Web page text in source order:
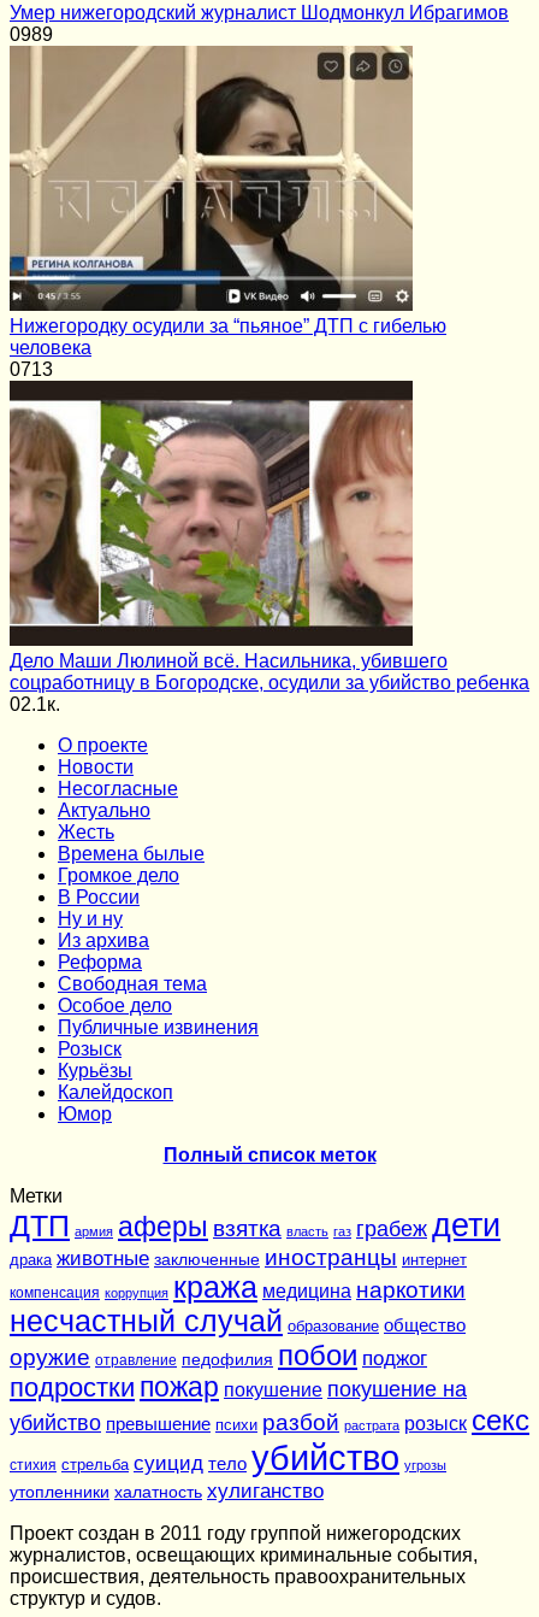
Умер нижегородский журналист Шодмонкул Ибрагимов
0989
Нижегородку осудили за “пьяное” ДТП с гибелью
человека
0713
Дело Маши Люлиной всё. Насильника, убившего
соцработницу в Богородске, осудили за убийство ребенка
02.1к.
О проекте
Новости
Несогласные
Актуально
Жесть
Времена былые
Громкое дело
В России
Ну и ну
Из архива
Реформа
Cвободная тема
Особое дело
Публичные извинения
Розыск
Курьёзы
Калейдоскоп
Юмор
Полный список меток
Метки
ДТП армия аферы взятка власть газ грабеж дети
драка животные заключенные иностранцы интернет
компенсация коррупция кража медицина наркотики
несчастный случай образование общество
оружие отравление педофилия побои поджог
подростки пожар покушение покушение на
убийство превышение психи разбой растрата розыск секс
стихия стрельба суицид тело убийство угрозы
утопленники халатность хулиганство
Проект создан в 2011 году группой нижегородских
журналистов, освещающих криминальные события,
происшествия, деятельность правоохранительных
структур и судов.